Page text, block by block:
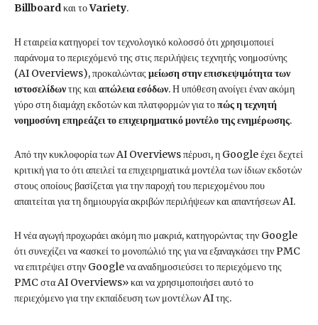
Billboardκαι τοVariety.
Η εταιρεία κατηγορεί τον τεχνολογικό κολοσσό ότι χρησιμοποιεί
παράνομα το περιεχόμενό της στις περιλήψεις τεχνητής νοημοσύνης
(AI Overviews), προκαλώντας μείωση στην επισκεψιμότητα των
ιστοσελίδωντης καιαπώλεια εσόδων. Η υπόθεση ανοίγει έναν ακόμη
γύρο στη διαμάχη εκδοτών και πλατφορμών για τοπώς η τεχνητή
νοημοσύνη επηρεάζει το επιχειρηματικό μοντέλο της ενημέρωσης.
Από την κυκλοφορία των AI Overviews πέρυσι, η Google έχει δεχτεί
κριτική για το ότι απειλεί τα επιχειρηματικά μοντέλα των ίδιων εκδοτών
στους οποίους βασίζεται για την παροχή του περιεχομένου που
απαιτείται για τη δημιουργία ακριβών περιλήψεων και απαντήσεων AI.
Η νέα αγωγή προχωράει ακόμη πιο μακριά, κατηγορώντας την Google
ότι συνεχίζει να «ασκεί το μονοπώλιό της για να εξαναγκάσει την PMC
να επιτρέψει στην Google να αναδημοσιεύσει το περιεχόμενο της
PMC στα AI Overviews» και να χρησιμοποιήσει αυτό το
περιεχόμενο για την εκπαίδευση των μοντέλων AI της.